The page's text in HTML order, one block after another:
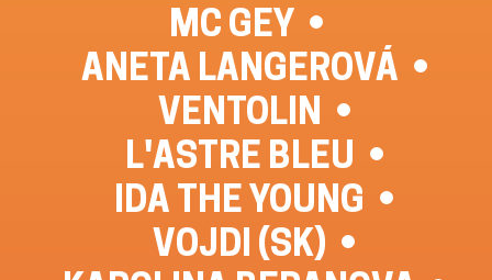
MC GEY
ANETA LANGEROVÁ
VENTOLIN
L'ASTRE BLEU
IDA THE YOUNG
VOJDI (SK)